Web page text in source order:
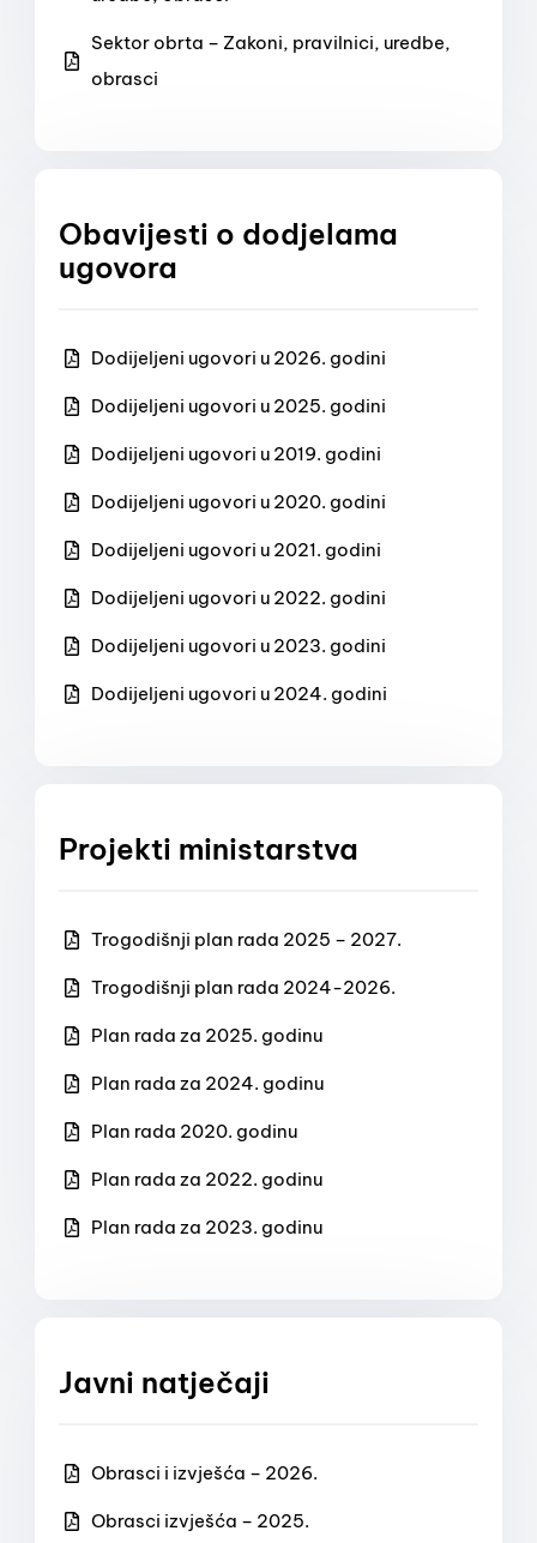
Sektor obrta – Zakoni, pravilnici, uredbe,
obrasci
Obavijesti o dodjelama
ugovora
Dodijeljeni ugovori u 2026. godini
Dodijeljeni ugovori u 2025. godini
Dodijeljeni ugovori u 2019. godini
Dodijeljeni ugovori u 2020. godini
Dodijeljeni ugovori u 2021. godini
Dodijeljeni ugovori u 2022. godini
Dodijeljeni ugovori u 2023. godini
Dodijeljeni ugovori u 2024. godini
Projekti ministarstva
Trogodišnji plan rada 2025 – 2027.
Trogodišnji plan rada 2024-2026.
Plan rada za 2025. godinu
Plan rada za 2024. godinu
Plan rada 2020. godinu
Plan rada za 2022. godinu
Plan rada za 2023. godinu
Javni natječaji
Obrasci i izvješća – 2026.
Obrasci izvješća – 2025.